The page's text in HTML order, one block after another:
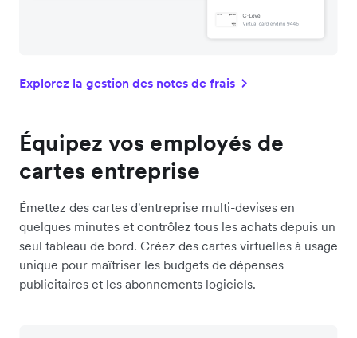
Explorez la gestion des notes de frais
Équipez vos employés de
cartes entreprise
Émettez des cartes d'entreprise multi-devises en
quelques minutes et contrôlez tous les achats depuis un
seul tableau de bord. Créez des cartes virtuelles à usage
unique pour maîtriser les budgets de dépenses
publicitaires et les abonnements logiciels.